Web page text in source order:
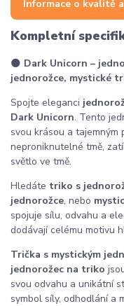
Informace o kvalitě
Kompletní
🌑 Dark Unicorn –
jednorožce, mystické
Spojte eleganci
Dark Unicorn. Tento
svou krásou a tajemným
neproniknutelné tmě,
světlo ve tmě.
Hledáte triko s
jednorožce, nebo
spojuje sílu, odvahu a
dodávají celému motivu
Trička s mystickým
jednorožec na triko
svou odvahu a unikátní
symbol síly, odhodlání a